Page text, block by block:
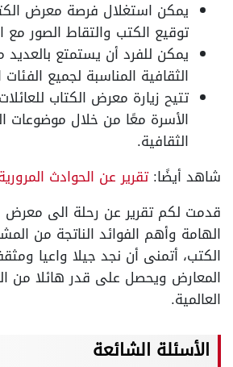
يمكن استغلال فرصة معرض
توقيع الكتب والتقاط الصور مع
يمكن للفرد أن يستمتع بالعديد
الثقافية المناسبة لجميع الفئات
تتيح زيارة معرض الكتاب
الأسرة معًا من خلال موضوعات
الثقافية.
شاهد أيضًا:تقرير عن الحوادث
قدمت لكم تقرير عن رحلة الى معرض
الهامة وأهم الفوائد الناتجة من
الكتب، أتمنى أن نجد جيلا واعيا
المعارض ويحصل على قدر هائلا من
العالمية.
الأسئلة الشائعة